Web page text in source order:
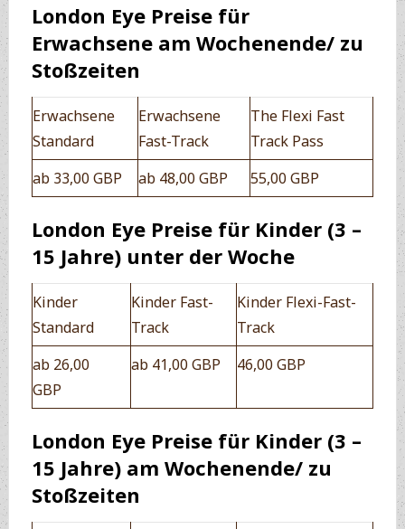
London Eye Preise für
Erwachsene am Wochenende/ zu
Stoßzeiten
Erwachsene
Standard
Erwachsene
Fast-Track
The Flexi Fast
Track Pass
ab 33,00 GBP
ab 48,00 GBP 55,00 GBP
London Eye Preise für Kinder (3 –
15 Jahre) unter der Woche
Kinder
Standard
Kinder Fast-
Track
Kinder Flexi-Fast-
Track
ab 26,00
GBP
ab 41,00 GBP 46,00 GBP
London Eye Preise für Kinder (3 –
15 Jahre) am Wochenende/ zu
Stoßzeiten